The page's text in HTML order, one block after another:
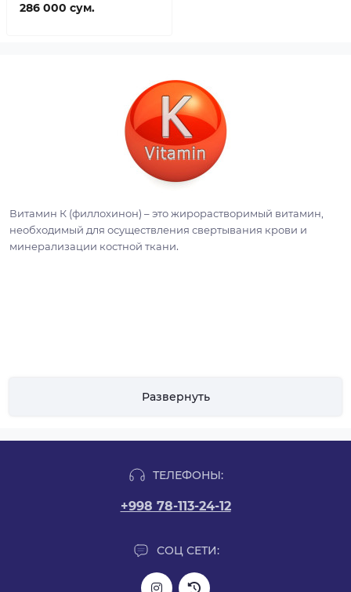
286 000 сум.
Витамин К (филлохинон) – это жирорастворимый витамин,
необходимый для осуществления свертывания крови и
минерализации костной ткани.
Развернуть
ТЕЛЕФОНЫ:
+998 78-113-24-12
СОЦ СЕТИ: